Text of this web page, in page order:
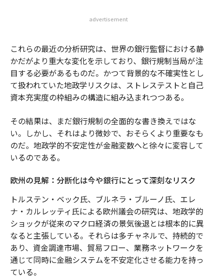
advertisement
これらの最近の分析研究は、世界の銀行監督における静
かだがより重大な変化を示しており、銀行規制当局が注
目する必要があるものだ。かつて背景的な不確実性とし
て扱われていた地政学リスクは、ストレステストと自己
資本充実度の枠組みの構造に組み込まれつつある。
その結果は、まだ銀行規制の全面的な書き換えではな
い。しかし、それはより微妙で、おそらくより重要なも
のだ。地政学的不安定性が金融変数へと徐々に変容して
いるのである。
欧州の見解：分断化は今や銀行にとって深刻なリスク
トルステン・ベック氏、ブルネラ・ブルーノ氏、エレ
ナ・カルレッティ氏による欧州議会の研究は、地政学的
ショックが従来のマクロ経済の景気後退とは根本的に異
なると主張している。それらは多チャネルで、持続的で
あり、資金調達市場、貿易フロー、業務ネットワークを
通じて同時に金融システムを不安定化させる能力を持っ
ている。